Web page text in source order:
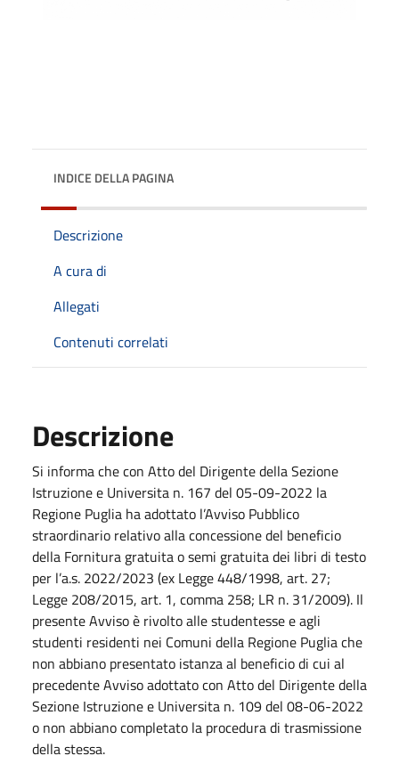
INDICE DELLA PAGINA
Descrizione
A cura di
Allegati
Contenuti correlati
Descrizione
Si informa che con Atto del Dirigente della Sezione
Istruzione e Universita n. 167 del 05-09-2022 la
Regione Puglia ha adottato l’Avviso Pubblico
straordinario relativo alla concessione del beneficio
della Fornitura gratuita o semi gratuita dei libri di testo
per l’a.s. 2022/2023 (ex Legge 448/1998, art. 27;
Legge 208/2015, art. 1, comma 258; LR n. 31/2009). Il
presente Avviso è rivolto alle studentesse e agli
studenti residenti nei Comuni della Regione Puglia che
non abbiano presentato istanza al beneficio di cui al
precedente Avviso adottato con Atto del Dirigente della
Sezione Istruzione e Universita n. 109 del 08-06-2022
o non abbiano completato la procedura di trasmissione
della stessa.